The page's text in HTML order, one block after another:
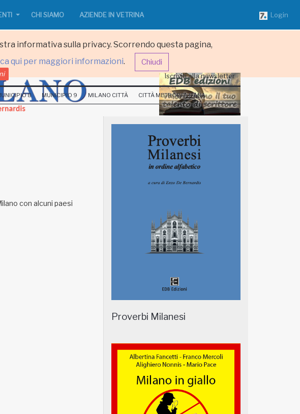
informativa sulla privacy. Scorrendo questa pagina,
qui per maggiori informazioni. Chiudi
CHI SIAMO AZIENDE IN VETRINA Login
Iscriviti alla newsletter
8 MUNICIPIO 9 MILANO CITTÀ CITTÀ METROPOLITANA
con alcuni paesi
Proverbi Milanesi